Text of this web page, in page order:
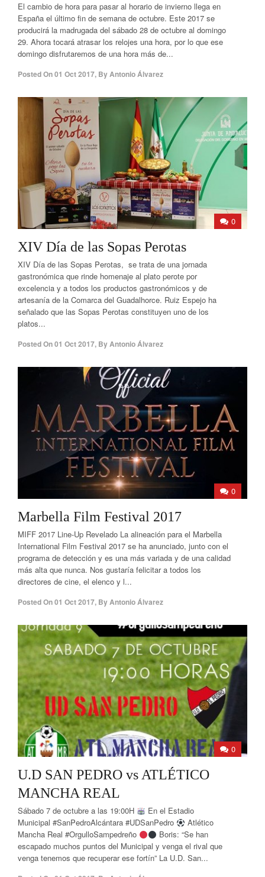
El cambio de hora para pasar al horario de invierno llega en
España el último fin de semana de octubre. Este 2017 se
producirá la madrugada del sábado 28 de octubre al domingo
29. Ahora tocará atrasar los relojes una hora, por lo que ese
domingo disfrutaremos de una hora más de...
Posted On01 Oct 2017, ByAntonio Álvarez
0
XIV Día de las Sopas Perotas
XIV Día de las Sopas Perotas, se trata de una jornada
gastronómica que rinde homenaje al plato perote por
excelencia y a todos los productos gastronómicos y de
artesanía de la Comarca del Guadalhorce. Ruiz Espejo ha
señalado que las Sopas Perotas constituyen uno de los
platos...
Posted On01 Oct 2017, ByAntonio Álvarez
0
Marbella Film Festival 2017
MIFF 2017 Line-Up Revelado La alineación para el Marbella
International Film Festival 2017 se ha anunciado, junto con el
programa de detección y es una más variada y de una calidad
más alta que nunca. Nos gustaría felicitar a todos los
directores de cine, el elenco y l...
Posted On01 Oct 2017, ByAntonio Álvarez
0
U.D SAN PEDRO vs ATLÉTICO
MANCHA REAL
Sábado 7 de octubre a las 19:00H
En el Estadio
Municipal #SanPedroAlcántara #UDSanPedro
Atlético
Mancha Real #OrgulloSampedreño
Boris: “Se han
escapado muchos puntos del Municipal y venga el rival que
venga tenemos que recuperar ese fortín” La U.D. San...